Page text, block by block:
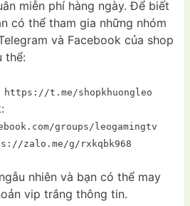
miễn phí hàng ngày. Để biết
có thể tham gia những nhóm
và Facebook của shop
thể:
https://t.me/shopkhuongleo
groups/leogamingtv
zalo.me/g/rxkqbk968
nhiên và bạn có thể may
vip trắng thông tin.